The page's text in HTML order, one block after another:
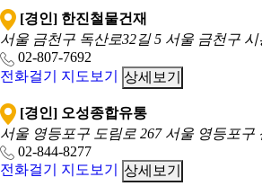
[경인] 한진철물건재
서울 금천구 독산로32길 5 서울 금천구 시
02-807-7692
전화걸기
지도보기 상세보기
[경인] 오성종합유통
서울 영등포구 도림로 267 서울 영등포구
02-844-8277
전화걸기
지도보기 상세보기